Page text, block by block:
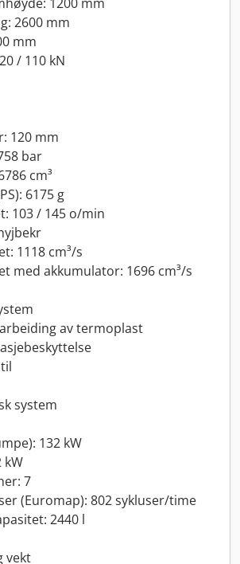
2600 mm
mm
/ 110 kN
120 mm
bar
cm³
6175 g
103 / 145 o/min
1118 cm³/s
med akkumulator: 1696 cm³/s
av termoplast
system
132 kW
kW
7
(Euromap): 802 sykluser/time
2440 l
vekt